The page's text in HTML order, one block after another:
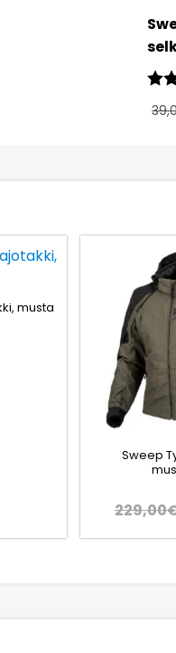
musta
Sweep
229,00